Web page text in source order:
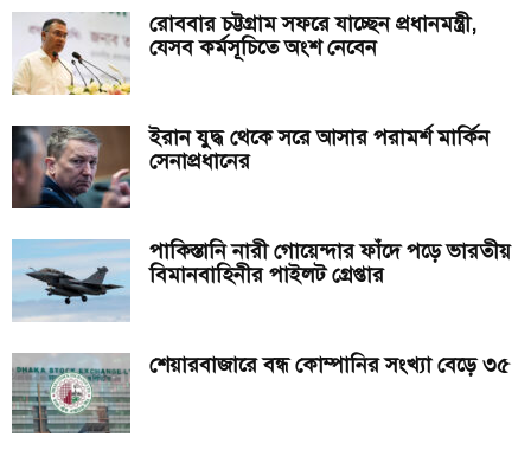
রোববার চট্টগ্রাম সফরে যাচ্ছেন প্রধানমন্ত্রী,
যেসব কর্মসূচিতে অংশ নেবেন
ইরান যুদ্ধ থেকে সরে আসার পরামর্শ মার্কিন
সেনাপ্রধানের
পাকিস্তানি নারী গোয়েন্দার ফাঁদে পড়ে ভারতীয়
বিমানবাহিনীর পাইলট গ্রেপ্তার
শেয়ারবাজারে বন্ধ কোম্পানির সংখ্যা বেড়ে ৩৫